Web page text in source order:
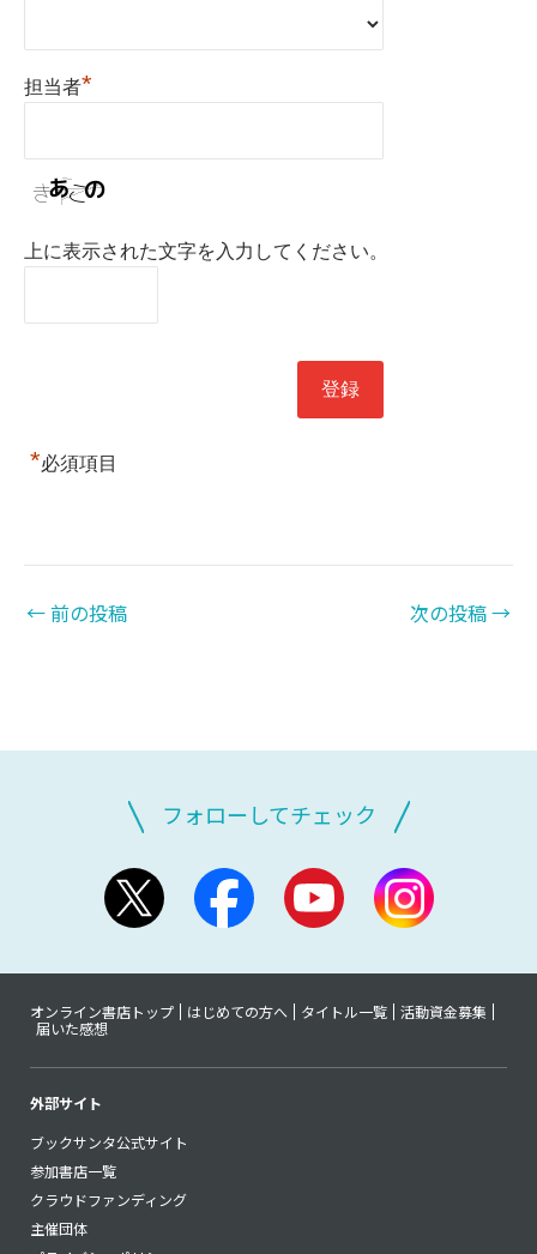
担当者*
上に表示された文字を入力してください。
*必須項目
←前の投稿 次の投稿→
フォローしてチェック
オンライン書店トップ はじめての方へ タイトル一覧
活動資金募集
届いた感想
外部サイト
ブックサンタ公式サイト
参加書店一覧
クラウドファンディング
主催団体